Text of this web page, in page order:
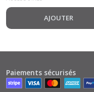
AJOUTER
Paiements sécurisés